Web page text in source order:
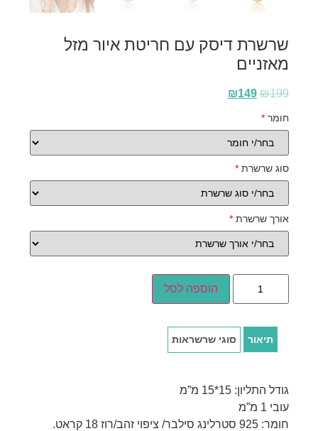
שרשרת דיסק עם חריטת איור מזל
מאזניים
₪199
₪149
חומר*
סוג שרשרת*
אורך שרשרת*
הוספה לסל
תיאור סוגי שרשראות
גודל התליון: 15*15 מ”מ
עובי 1 מ”מ
חומר: 925 סטרלינג סילבר/ ציפוי זהב/רוז 18 קראט.